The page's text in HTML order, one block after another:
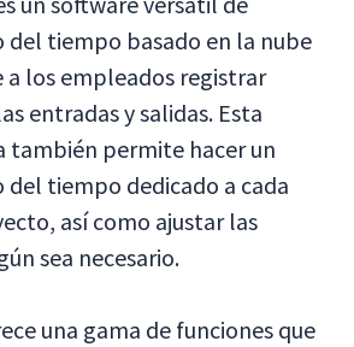
del tiempo basado en la nube
a los empleados registrar
entradas y salidas. Esta
también permite hacer un
del tiempo dedicado a cada
así como ajustar las
sea necesario.
una gama de funciones que